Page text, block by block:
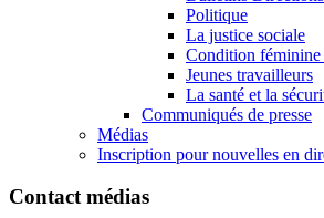
Politique
La justice sociale
Condition féminine
Jeunes travailleurs
La santé et la
Communiqués de presse
Médias
Inscription pour nouvelles en
Contact médias